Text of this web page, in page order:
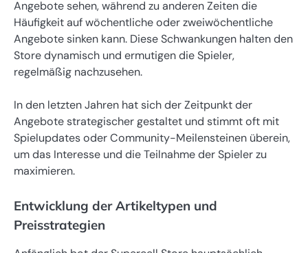
Angebote sehen, während zu anderen Zeiten die
Häufigkeit auf wöchentliche oder zweiwöchentliche
Angebote sinken kann. Diese Schwankungen halten den
Store dynamisch und ermutigen die Spieler,
regelmäßig nachzusehen.
In den letzten Jahren hat sich der Zeitpunkt der
Angebote strategischer gestaltet und stimmt oft mit
Spielupdates oder Community-Meilensteinen überein,
um das Interesse und die Teilnahme der Spieler zu
maximieren.
Entwicklung der Artikeltypen und
Preisstrategien